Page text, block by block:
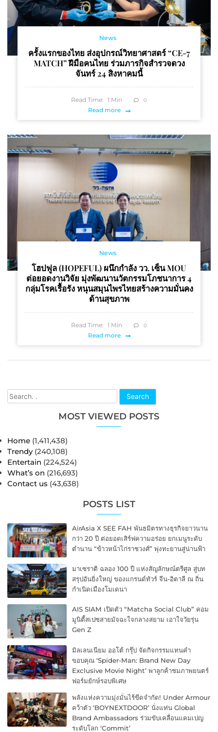
Search
MOST VIEWED POSTS
Home (1,411,438)
Trendy (240,108)
Entertain (224,524)
What’s on (216,693)
Contact us (43,638)
POSTS LIST
AirAsia X SEE FAH พันธมิตรทางธุรกิจยาวนาน
กว่า 20 ปี ต่อยอดเสิร์ฟความอร่อย ยกเมนูระดับ
ตำนาน “ข้าวหน้าไก่ราชวงศ์” พุ่งทะยานสู่น่านฟ้า
มาเซราติ ฉลอง 100 ปี แห่งสัญลักษณ์ตรีศูล สู่บท
สรุปอันยิ่งใหญ่ ของแกรนด์ทัวร์ จีน-อิตาลี ณ ถิ่น
กำเนิดเมืองโมเดนา
AIS SIAM เปิดตัว “Matcha Social Club” คอม
มูนิตี้สเปซสายมัจฉะใจกลางสยาม เอาใจวัยรุ่น
Gen Z
มิลเลนเนียม ออโต้ กรุ๊ป จัดกิจกรรมแทนคำ
ขอบคุณ ‘Spider-Man: Brand New Day
Exclusive Movie Night’ พาลูกค้าชมภาพยนตร์
ฟอร์มยักษ์รอบพิเศษ
พลังแห่งความมุ่งมั่นไร้ขีดจำกัด! Under Armour
คว้าตัว ‘BOYNEXTDOOR’ นั่งแท่น Global
Brand Ambassadors ร่วมขับเคลื่อนแคมเปญ
ระดับโลก ‘Commit’
News
ครั้งแรกของไทย ส่งอุปกรณ์วิทยาศาสตร์ “CE-7
MATCH” ฝีมือคนไทย ร่วมภารกิจสำรวจดวง
จันทร์ 24 สิงหาคมนี้
Read Time: 1 Min 0
Read more
News
โฮปฟูล (HOPEFUL) ผนึกกำลัง วว. เซ็น MOU
ต่อยอดงานวิจัย มุ่งพัฒนานวัตกรรมโภชนาการ 4
กลุ่มโรคเรื้อรัง หนุนสมุนไพรไทยสร้างความมั่นคง
ด้านสุขภาพ
Read Time: 1 Min 0
Read more